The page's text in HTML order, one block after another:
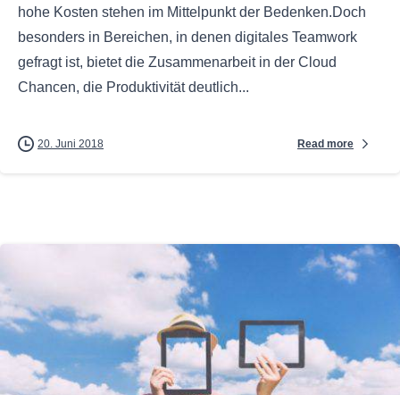
hohe Kosten stehen im Mittelpunkt der Bedenken.Doch
besonders in Bereichen, in denen digitales Teamwork
gefragt ist, bietet die Zusammenarbeit in der Cloud
Chancen, die Produktivität deutlich...
20. Juni 2018 Read more